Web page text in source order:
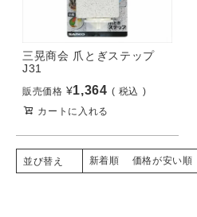
三晃商会 爪とぎステップ
J31
販売価格 ¥1,364
税込
カートに入れる
並び替え 新着順 価格が安い順